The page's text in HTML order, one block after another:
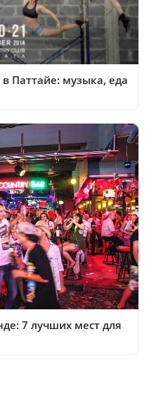
Паттайе: музыка, еда
7 лучших мест для